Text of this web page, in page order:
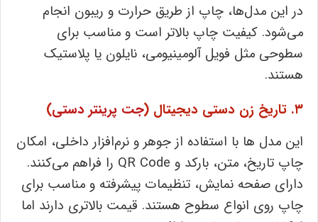
در این مدل‌ها، چاپ از طریق حرارت و ریبون انجام
می‌شود. کیفیت چاپ بالاتر است و مناسب برای
سطوحی مثل فویل آلومینیومی، نایلون یا پلاستیک
هستند.
جت پرینتر دستی)
این مدل‌ ها با استفاده از جوهر و نرم‌افزار داخلی، امکان
چاپ تاریخ، متن، بارکد و QR Code را فراهم می‌کنند.
دارای صفحه ‌نمایش، تنظیمات پیشرفته و مناسب برای
چاپ روی انواع سطوح هستند. قیمت بالاتری دارند اما